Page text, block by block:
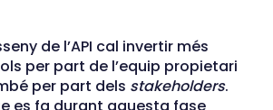
de l’API cal invertir més
per part de l’equip propietari
per part dels stakeholders.